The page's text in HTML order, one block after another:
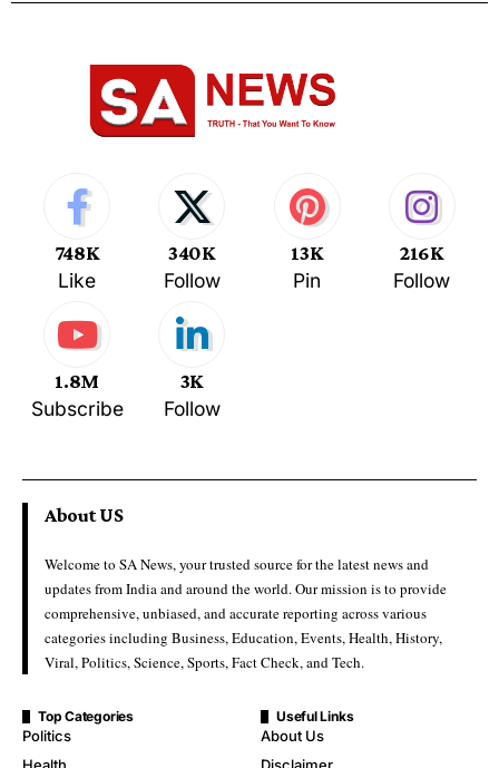
748K
Like
340K
Follow
13K
Pin
216K
Follow
1.8M
Subscribe
3K
Follow
About US
Welcome to SA News, your trusted source for the latest news and
updates from India and around the world. Our mission is to provide
comprehensive, unbiased, and accurate reporting across various
categories including Business, Education, Events, Health, History,
Viral, Politics, Science, Sports, Fact Check, and Tech.
Top Categories
Politics
Useful Links
About Us